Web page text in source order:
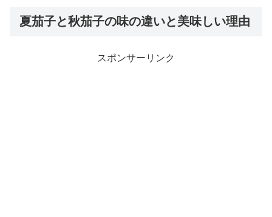
夏茄子と秋茄子の味の違いと美味しい理由
スポンサーリンク